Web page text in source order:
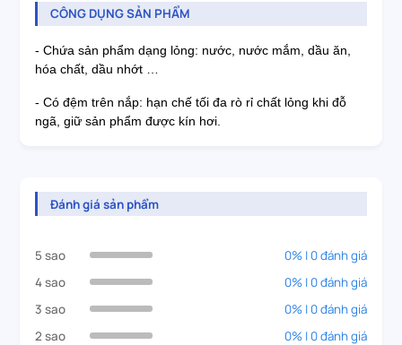
CÔNG DỤNG SẢN PHẨM
- Chứa sản phẩm dạng lỏng: nước nước mắm ,dầu ăn
hóa chất ,dầu nhớt
- Có đệm trên nắp: hạn chế tối đa rò rỉ chất lỏng khi đỗ
ngã,giữ sản phẩm được kín hơi.
Đánh giá sản phẩm
5 sao
0% | 0 đánh giá
4 sao
0% | 0 đánh giá
3 sao
0% | 0 đánh giá
2 sao
0% | 0 đánh giá